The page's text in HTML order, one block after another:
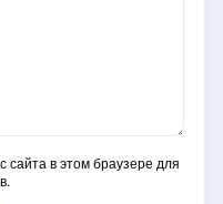
в этом браузере для